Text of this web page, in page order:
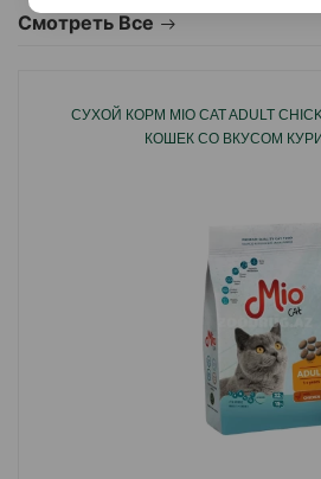
Смотреть Все
СУХОЙ КОРМ MIO CAT ADULT
КОШЕК СО ВКУСОМ